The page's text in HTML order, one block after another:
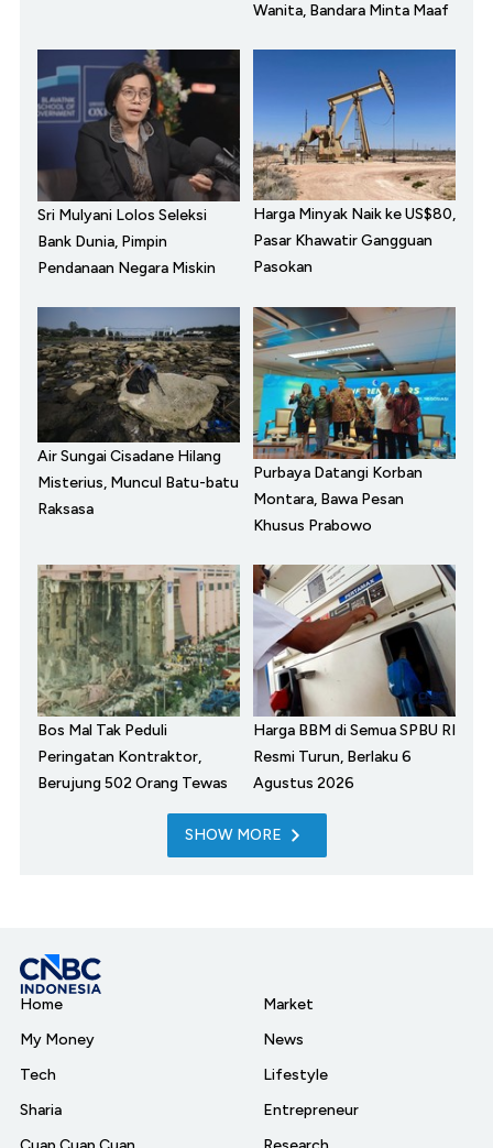
Wanita, Bandara Minta Maaf
Sri Mulyani Lolos Seleksi
Bank Dunia, Pimpin
Pendanaan Negara Miskin
Harga Minyak Naik ke US$80,
Pasar Khawatir Gangguan
Pasokan
Air Sungai Cisadane Hilang
Misterius, Muncul Batu-batu
Raksasa
Purbaya Datangi Korban
Montara, Bawa Pesan
Khusus Prabowo
Bos Mal Tak Peduli
Peringatan Kontraktor,
Berujung 502 Orang Tewas
Harga BBM di Semua SPBU RI
Resmi Turun, Berlaku 6
Agustus 2026
SHOW MORE
Home
My Money
Tech
Sharia
Market
News
Lifestyle
Entrepreneur